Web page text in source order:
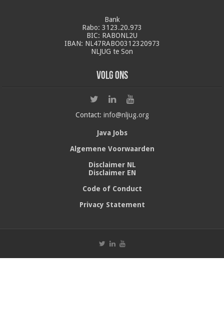
Bank
Rabo: 3123.20.973
BIC: RABONL2U
IBAN: NL47RABO0312320973
NLJUG te Son
Volg ons
Contact: info@nljug.org
Java Jobs
Algemene Voorwaarden
Disclaimer NL
Disclaimer EN
Code of Conduct
Privacy Statement